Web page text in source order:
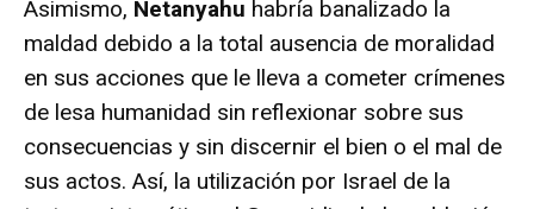
Asimismo, Netanyahu habría banalizado la
maldad debido a la total ausencia de moralidad
en sus acciones que le lleva a cometer crímenes
de lesa humanidad sin reflexionar sobre sus
consecuencias y sin discernir el bien o el mal de
sus actos. Así, la utilización por Israel de la